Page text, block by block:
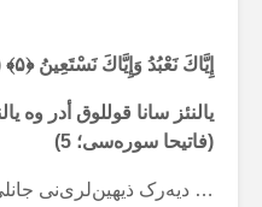
إِيَّاكَ نَعْبُدُ وَإِيَّاكَ نَسْتَعِينُ﴿۵﴾ (سورة الفاتحة)
یالنئز سانا قوللوق أدر وە
(فاتیحا سورەسی؛ 5)
… دیەرک ذیهین‌لری‌نی